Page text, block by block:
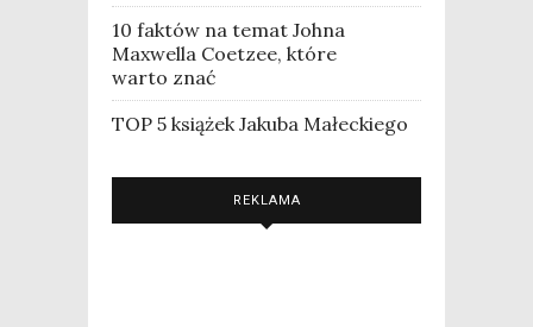
10 faktów na temat Johna
Maxwella Coetzee, które
warto znać
TOP 5 książek Jakuba Małeckiego
REKLAMA